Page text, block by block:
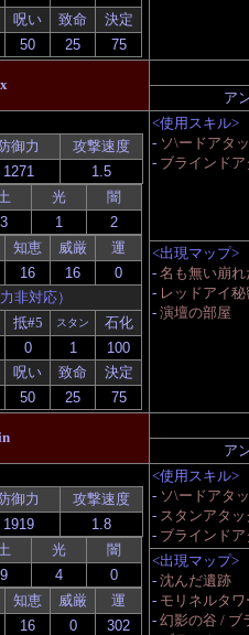
呪い 致命 決定
ア
御力 攻撃速度
光 闇
知恵 威厳 運
非対応）
抵#5 スタン 石化
呪い 致命 決定
<使用スキル>
- ソ\ードアタ
- ブラインド
<出現マップ>
- 名も無い崩
- レッドアイ
- 演壇の部屋
ア
御力 攻撃速度
光 闇
知恵 威厳 運
<使用スキル>
- ソ\ードアタ
- スタンアタッ
- ブラインド
<出現マップ>
- 沈んだ遺跡
- モリネルタ
- 幻影の谷 / ブ